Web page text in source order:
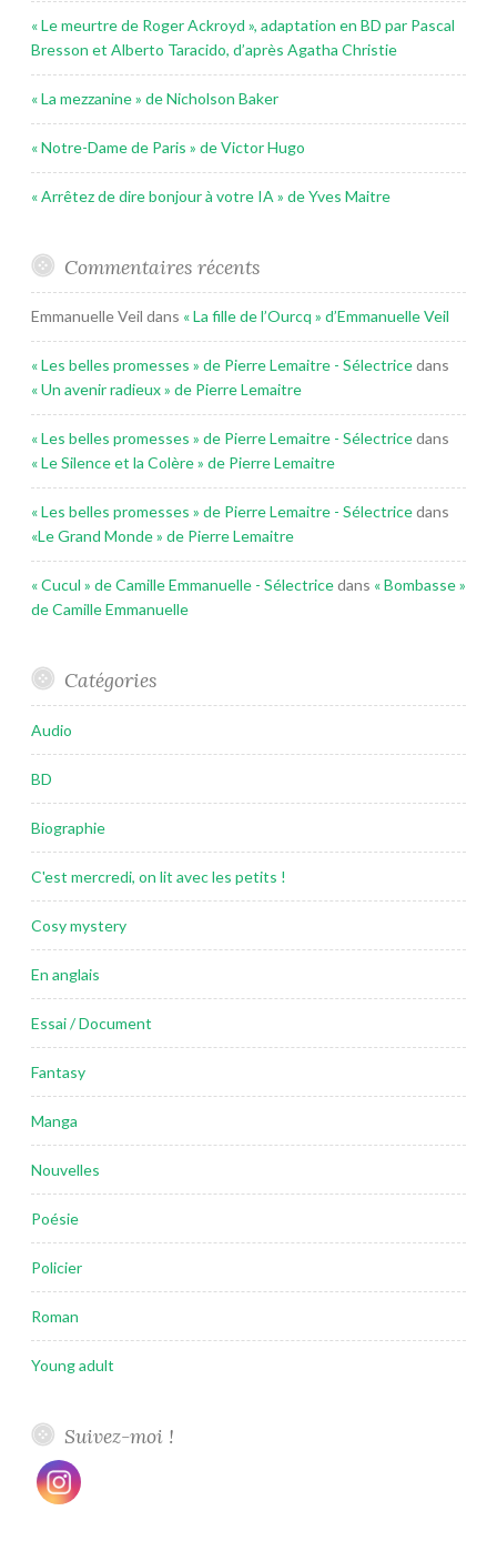
« Le meurtre de Roger Ackroyd », adaptation en BD par Pascal
Bresson et Alberto Taracido, d’après Agatha Christie
« La mezzanine » de Nicholson Baker
« Notre-Dame de Paris » de Victor Hugo
« Arrêtez de dire bonjour à votre IA » de Yves Maitre
Commentaires récents
Emmanuelle Veil dans « La fille de l’Ourcq » d’Emmanuelle Veil
« Les belles promesses » de Pierre Lemaitre - Sélectricedans
« Un avenir radieux » de Pierre Lemaitre
« Les belles promesses » de Pierre Lemaitre - Sélectricedans
« Le Silence et la Colère » de Pierre Lemaitre
« Les belles promesses » de Pierre Lemaitre - Sélectricedans
«Le Grand Monde » de Pierre Lemaitre
« Cucul » de Camille Emmanuelle - Sélectricedans « Bombasse »
de Camille Emmanuelle
Catégories
Audio
BD
Biographie
C'est mercredi, on lit avec les petits !
Cosy mystery
En anglais
Essai / Document
Fantasy
Manga
Nouvelles
Poésie
Policier
Roman
Young adult
Suivez-moi !